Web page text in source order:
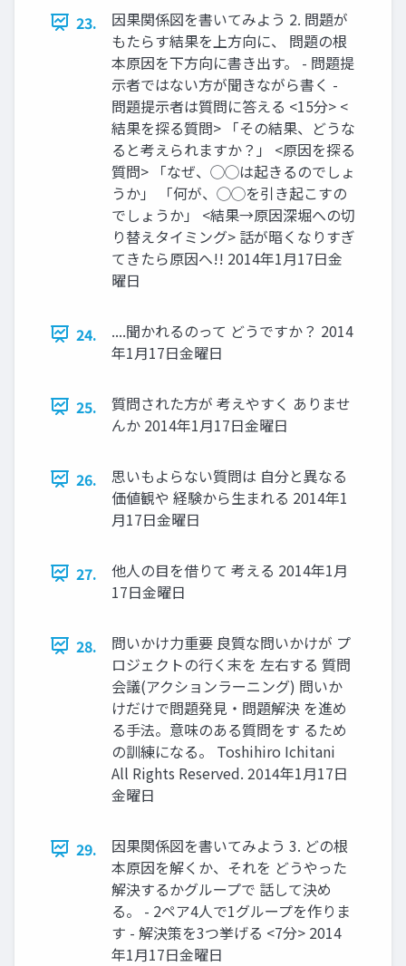
23.
因果関係図を書いてみよう 2. 問題が
もたらす結果を上方向に、 問題の根
本原因を下方向に書き出す。 - 問題提
示者ではない方が聞きながら書く -
問題提示者は質問に答える <15分> <
結果を探る質問> 「その結果、どうな
ると考えられますか？」 <原因を探る
質問> 「なぜ、◯◯は起きるのでしょ
うか」 「何が、◯◯を引き起こすの
でしょうか」 <結果→原因深堀への切
り替えタイミング> 話が暗くなりすぎ
てきたら原因へ!! 2014年1月17日金
曜日
24.
....聞かれるのって どうですか？ 2014
年1月17日金曜日
25.
質問された方が 考えやすく ありませ
んか 2014年1月17日金曜日
26.
思いもよらない質問は 自分と異なる
価値観や 経験から生まれる 2014年1
月17日金曜日
27.
他人の目を借りて 考える 2014年1月
17日金曜日
28.
問いかけ力重要 良質な問いかけが プ
ロジェクトの行く末を 左右する 質問
会議(アクションラーニング) 問いか
けだけで問題発見・問題解決 を進め
る手法。意味のある質問をす るため
の訓練になる。 Toshihiro Ichitani
All Rights Reserved. 2014年1月17日
金曜日
29.
因果関係図を書いてみよう 3. どの根
本原因を解くか、それを どうやった
解決するかグループで 話して決め
る。 - 2ペア4人で1グループを作りま
す - 解決策を3つ挙げる <7分> 2014
年1月17日金曜日